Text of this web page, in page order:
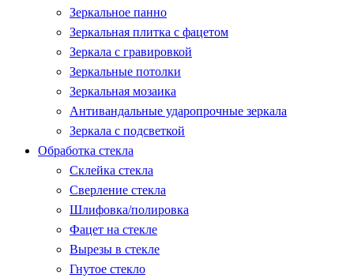
Зеркальное панно
Зеркальная плитка с фацетом
Зеркала с гравировкой
Зеркальные потолки
Зеркальная мозаика
Антивандальные ударопрочные зеркала
Зеркала с подсветкой
Обработка стекла
Склейка стекла
Сверление стекла
Шлифовка/полировка
Фацет на стекле
Вырезы в стекле
Гнутое стекло